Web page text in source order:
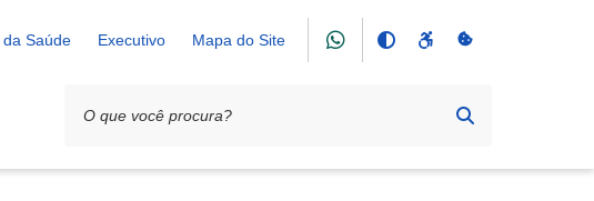
da Saúde Executivo Mapa do Site